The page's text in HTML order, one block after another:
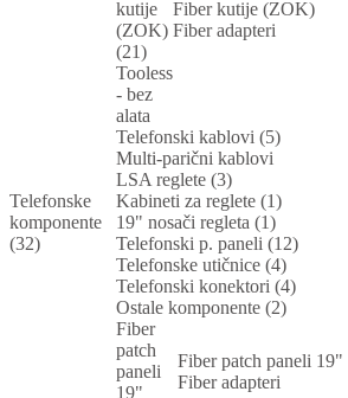
kutije
(ZOK)
(21)
Fiber kutije (ZOK)
Fiber adapteri
Tooless
- bez
alata
Telefonske
komponente
(32)
Telefonski kablovi (5)
Multi-parični kablovi
LSA reglete (3)
Kabineti za reglete (1)
19" nosači regleta (1)
Telefonski p. paneli (12)
Telefonske utičnice (4)
Telefonski konektori (4)
Ostale komponente (2)
Fiber
patch
paneli
19"
Fiber patch paneli 19"
Fiber adapteri